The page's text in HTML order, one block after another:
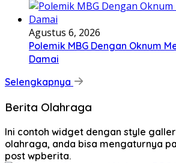
Agustus 6, 2026
Polemik MBG Dengan Oknum
Damai
Selengkapnya
Berita Olahraga
Ini contoh widget dengan style
olahraga, anda bisa mengaturnya
post wpberita.